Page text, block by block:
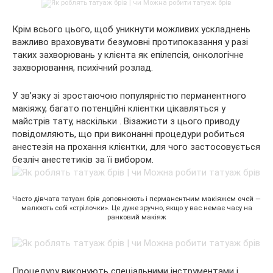
Крім всього цього, щоб уникнути можливих ускладнень
важливо враховувати безумовні протипоказання у разі
таких захворювань у клієнта як епілепсія, онкологічне
захворювання, психічний розлад.
У зв’язку зі зростаючою популярністю перманентного
макіяжу, багато потенційні клієнтки цікавляться у
майстрів тату, наскільки . Візажисти з цього приводу
повідомляють, що при виконанні процедури робиться
анестезія на прохання клієнтки, для чого застосовується
безліч анестетиків за її вибором.
Часто дівчата татуаж брів доповнюють і перманентним макіяжем очей —
малюють собі «стрілочки». Це дуже зручно, якщо у вас немає часу на
ранковий макіяж